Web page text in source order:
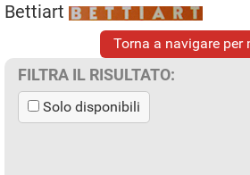
Bettiart
Torna a navigare per
FILTRA IL RISULTATO:
Solo disponibili